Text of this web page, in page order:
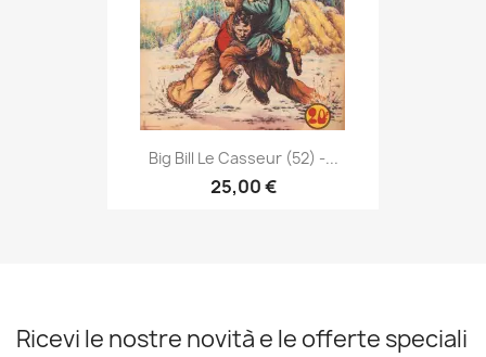
Big Bill Le Casseur (52) -...
25,00 €
Ricevi le nostre novità e le offerte speciali